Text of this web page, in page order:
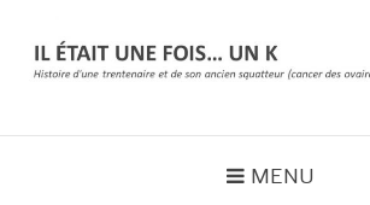
contenu
IL ÉTAIT
UN K
ovaires) => en
MENU